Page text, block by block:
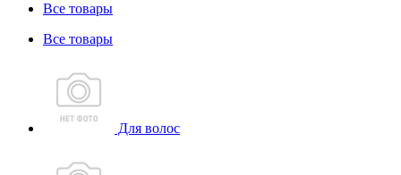
Все товары
Все товары
Для волос